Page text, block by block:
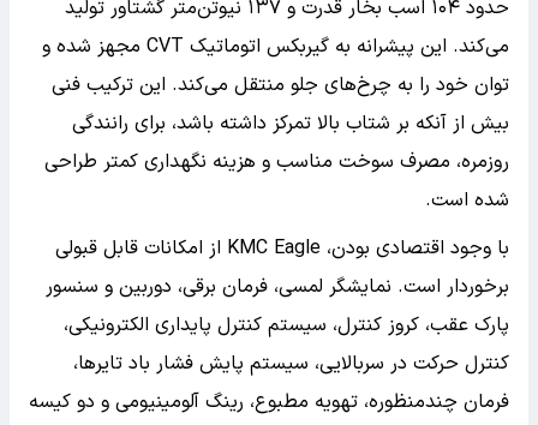
حدود ۱۰۴ اسب بخار قدرت و ۱۳۷ نیوتن‌متر گشتاور تولید
می‌کند. این پیشرانه به گیربکس اتوماتیک CVT مجهز شده و
توان خود را به چرخ‌های جلو منتقل می‌کند. این ترکیب فنی
بیش از آنکه بر شتاب بالا تمرکز داشته باشد، برای رانندگی
روزمره، مصرف سوخت مناسب و هزینه نگهداری کمتر طراحی
شده است.
با وجود اقتصادی بودن، KMC Eagle از امکانات قابل قبولی
برخوردار است. نمایشگر لمسی، فرمان برقی، دوربین و سنسور
پارک عقب، کروز کنترل، سیستم کنترل پایداری الکترونیکی،
کنترل حرکت در سربالایی، سیستم پایش فشار باد تایرها،
فرمان چندمنظوره، تهویه مطبوع، رینگ آلومینیومی و دو کیسه